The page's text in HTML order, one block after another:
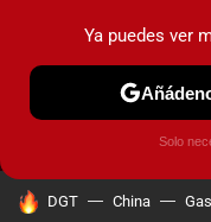
MENÚ
COCHES
HOY SE HABLA DE
DGT China
Ya puedes ver
Solo